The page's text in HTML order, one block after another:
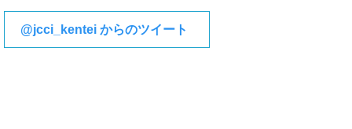
@jcci_kentei からのツイート